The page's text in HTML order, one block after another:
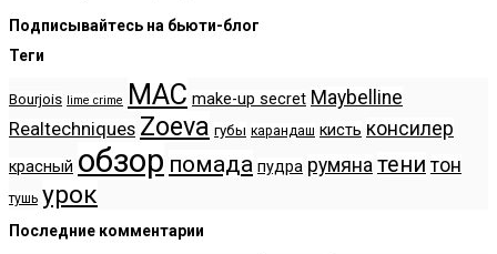
Подписывайтесь на бьюти-блог
Теги
Bourjois lime crime MAC make-up secret Maybelline
Realtechniques Zoeva губы карандаш кисть консилер
красный обзор помада пудра румяна тени тон
тушь урок
Последние комментарии